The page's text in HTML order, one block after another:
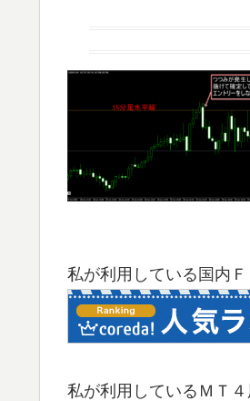
私が利用している国内
私が利用しているＭＴ